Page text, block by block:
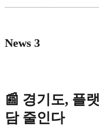
News 3
📰 경기도, 플
담 줄인다